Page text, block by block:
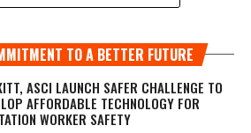
TO A BETTER FUTURE
ASCI LAUNCH SAFER CHALLENGE TO
AFFORDABLE TECHNOLOGY FOR
WORKER SAFETY